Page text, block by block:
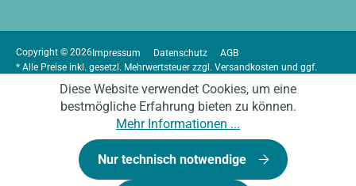
Copyright © 2026 Impressum Datenschutz
AGB
* Alle Preise inkl. gesetzl. Mehrwertsteuer zzgl. Versandkosten und ggf.
Diese Website verwendet Cookies, um eine
bestmögliche Erfahrung bieten zu können.
Mehr Informationen ...
Nur technisch notwendige